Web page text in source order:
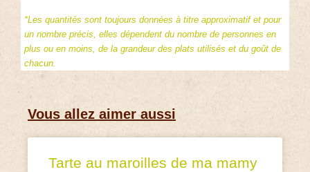
*Les quantités sont toujours données à titre approximatif et pour
un nombre précis, elles dépendent du nombre de personnes en
plus ou en moins, de la grandeur des plats utilisés et du goût de
chacun.
Vous allez aimer aussi
Tarte au maroilles de ma mamy